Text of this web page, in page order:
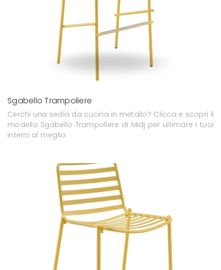
Sgabello Trampoliere
Cerchi una sedia da cucina in metallo? Clicca e scopri il
modello Sgabello Trampoliere di Midj per ultimare i tuoi
interni al meglio.